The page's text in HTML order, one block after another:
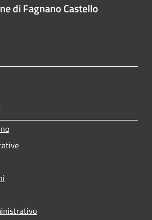
di Fagnano Castello